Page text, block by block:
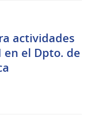
actividades
el Dpto. de